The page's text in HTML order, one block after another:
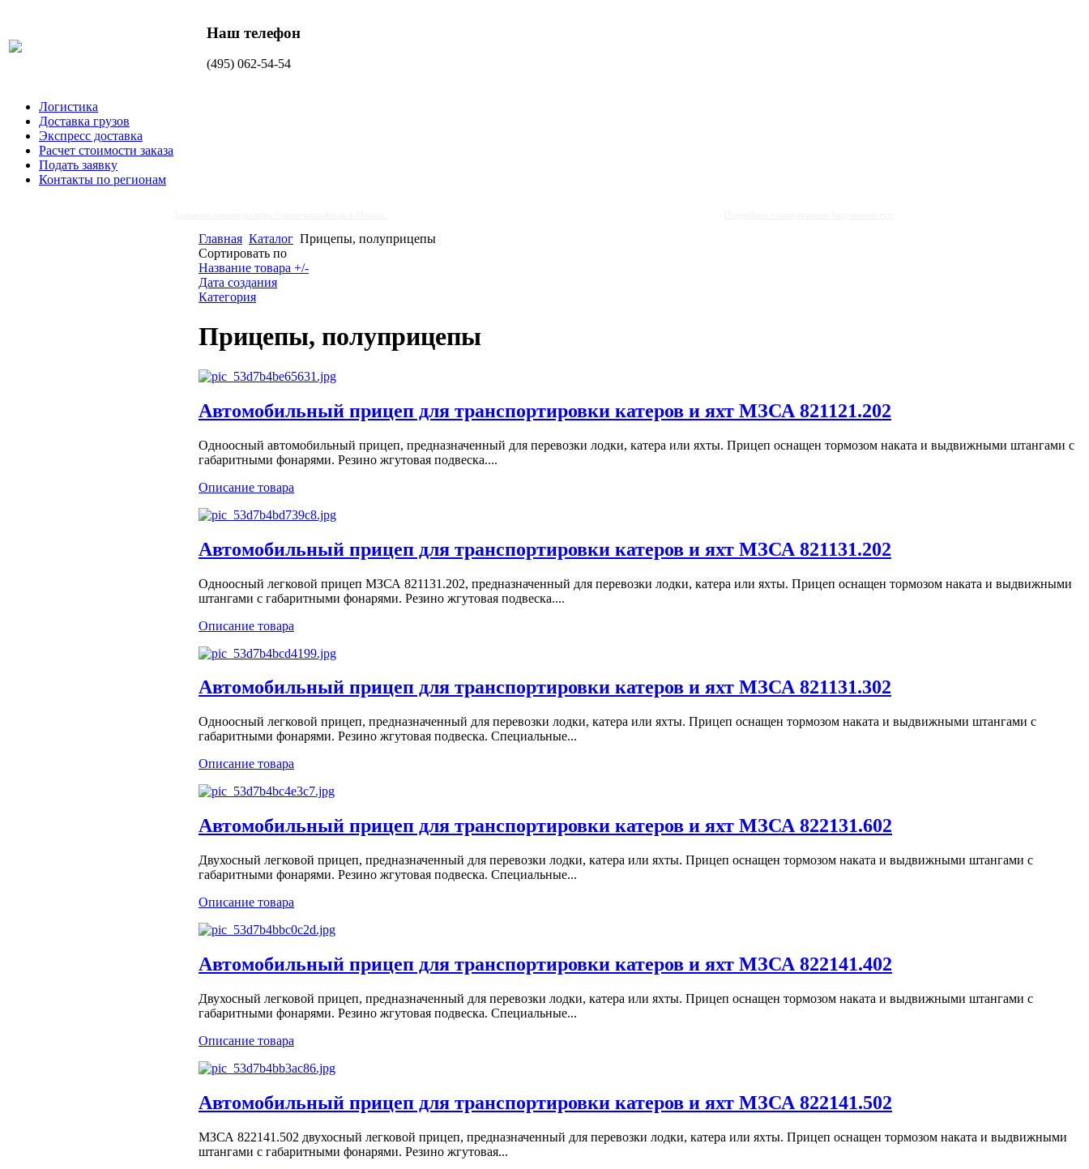
Наш телефон
(495) 062-54-54
Логистика
Доставка грузов
Экспресс доставка
Расчет стоимости заказа
Подать заявку
Контакты по регионам
Главная Каталог Прицепы, полуприцепы
Сортировать по
Название товара +/-
Дата создания
Категория
Прицепы, полуприцепы
Автомобильный прицеп для транспортировки катеров и яхт МЗСА 821121.202
Одноосный автомобильный прицеп, предназначенный для перевозки лодки, катера или яхты. Прицеп оснащен тормозом наката и выдвижными штангами с
габаритными фонарями. Резино жгутовая подвеска....
Описание товара
Автомобильный прицеп для транспортировки катеров и яхт МЗСА 821131.202
Одноосный легковой прицеп МЗСА 821131.202, предназначенный для перевозки лодки, катера или яхты. Прицеп оснащен тормозом наката и выдвижными
штангами с габаритными фонарями. Резино жгутовая подвеска....
Описание товара
Автомобильный прицеп для транспортировки катеров и яхт МЗСА 821131.302
Одноосный легковой прицеп, предназначенный для перевозки лодки, катера или яхты. Прицеп оснащен тормозом наката и выдвижными штангами с
габаритными фонарями. Резино жгутовая подвеска. Специальные...
Описание товара
Автомобильный прицеп для транспортировки катеров и яхт МЗСА 822131.602
Двухосный легковой прицеп, предназначенный для перевозки лодки, катера или яхты. Прицеп оснащен тормозом наката и выдвижными штангами с
габаритными фонарями. Резино жгутовая подвеска. Специальные...
Описание товара
Автомобильный прицеп для транспортировки катеров и яхт МЗСА 822141.402
Двухосный легковой прицеп, предназначенный для перевозки лодки, катера или яхты. Прицеп оснащен тормозом наката и выдвижными штангами с
габаритными фонарями. Резино жгутовая подвеска. Специальные...
Описание товара
Автомобильный прицеп для транспортировки катеров и яхт МЗСА 822141.502
МЗСА 822141.502 двухосный легковой прицеп, предназначенный для перевозки лодки, катера или яхты. Прицеп оснащен тормозом наката и выдвижными
штангами с габаритными фонарями. Резино жгутовая...